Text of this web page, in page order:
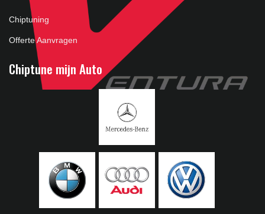
Chiptuning
Offerte Aanvragen
Chiptune mijn Auto